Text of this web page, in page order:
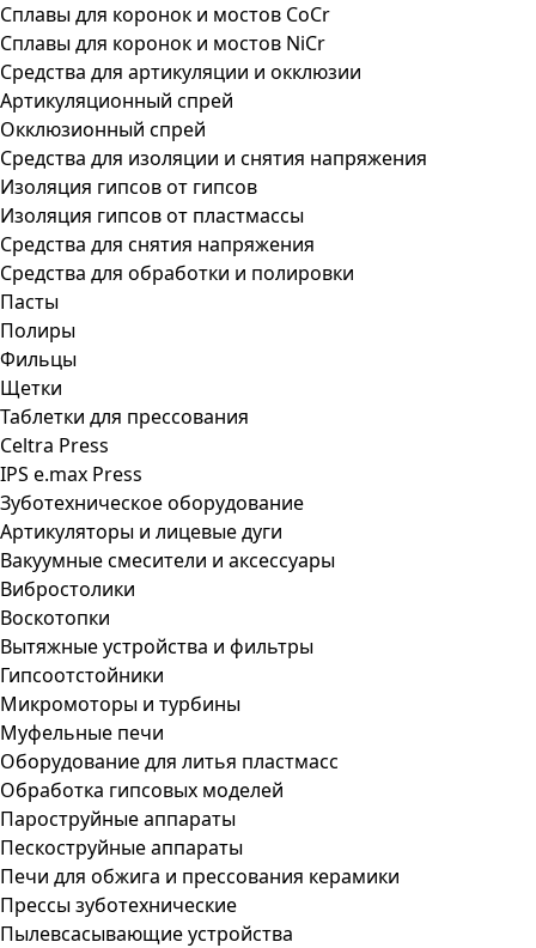
Сплавы для коронок и мостов CoCr
Сплавы для коронок и мостов NiCr
Средства для артикуляции и окклюзии
Артикуляционный спрей
Окклюзионный спрей
Средства для изоляции и снятия напряжения
Изоляция гипсов от гипсов
Изоляция гипсов от пластмассы
Средства для снятия напряжения
Средства для обработки и полировки
Пасты
Полиры
Фильцы
Щетки
Таблетки для прессования
Celtra Press
IPS e.max Press
Зуботехническое оборудование
Артикуляторы и лицевые дуги
Вакуумные смесители и аксессуары
Вибростолики
Воскотопки
Вытяжные устройства и фильтры
Гипсоотстойники
Микромоторы и турбины
Муфельные печи
Оборудование для литья пластмасс
Обработка гипсовых моделей
Пароструйные аппараты
Пескоструйные аппараты
Печи для обжига и прессования керамики
Прессы зуботехнические
Пылевсасывающие устройства